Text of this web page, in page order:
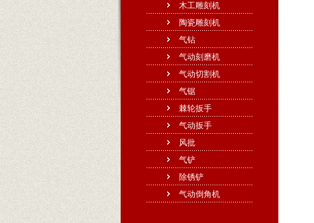
木工雕刻机
陶瓷雕刻机
气钻
气动刻磨机
气动切割机
气锯
棘轮扳手
气动扳手
风批
气铲
除锈铲
气动倒角机